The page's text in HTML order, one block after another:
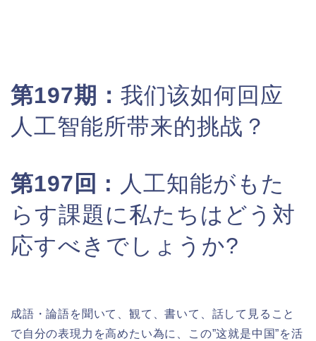
第197期： 我们该如何回应
人工智能所带来的挑战？
第197回 : 人工知能がもた
らす課題に私たちはどう対
応すべきでしょうか?
成語・論語を聞いて、観て、書いて、話して見ること
で自分の表現力を高めたい為に、この”这就是中国”を活